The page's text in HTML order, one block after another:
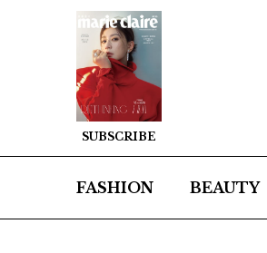
SUBSCRIBE
FASHION BEAUTY